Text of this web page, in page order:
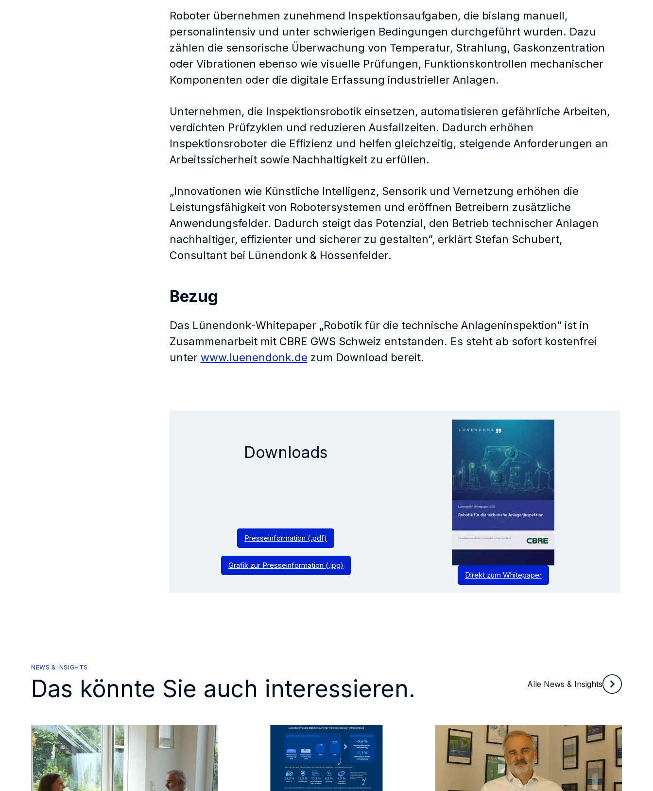
Roboter übernehmen zunehmend Inspektionsaufgaben, die bislang manuell,
personalintensiv und unter schwierigen Bedingungen durchgeführt wurden. Dazu
zählen die sensorische Überwachung von Temperatur, Strahlung, Gaskonzentration
oder Vibrationen ebenso wie visuelle Prüfungen, Funktionskontrollen mechanischer
Komponenten oder die digitale Erfassung industrieller Anlagen.
Unternehmen, die Inspektionsrobotik einsetzen, automatisieren gefährliche Arbeiten,
verdichten Prüfzyklen und reduzieren Ausfallzeiten. Dadurch erhöhen
Inspektionsroboter die Effizienz und helfen gleichzeitig, steigende Anforderungen an
Arbeitssicherheit sowie Nachhaltigkeit zu erfüllen.
„Innovationen wie Künstliche Intelligenz, Sensorik und Vernetzung erhöhen die
Leistungsfähigkeit von Robotersystemen und eröffnen Betreibern zusätzliche
Anwendungsfelder. Dadurch steigt das Potenzial, den Betrieb technischer Anlagen
nachhaltiger, effizienter und sicherer zu gestalten“, erklärt Stefan Schubert,
Consultant bei Lünendonk & Hossenfelder.
Bezug
Das Lünendonk-Whitepaper „Robotik für die technische Anlageninspektion“ ist in
Zusammenarbeit mit CBRE GWS Schweiz entstanden. Es steht ab sofort kostenfrei
unter www.luenendonk.de zum Download bereit.
Downloads
Presseinformation (.pdf)
Grafik zur Presseinformation (.jpg)
Direkt zum Whitepaper
NEWS & INSIGHTS
Das könnte Sie auch interessieren. Alle News & Insights